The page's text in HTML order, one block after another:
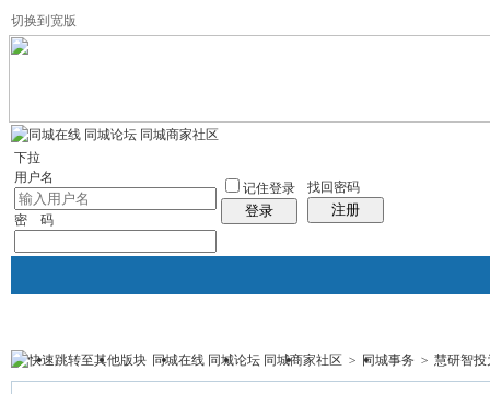
切换到宽版
下拉
用户名
密 码
记住登录
登录
找回密码
注册
首页 论坛 门户 黄页 商学院
帖子
同城在线 同城论坛 同城商家社区 > 同城事务 > 慧研智投